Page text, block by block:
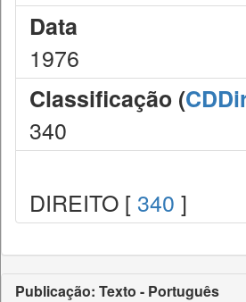
Data
1976
Classificação (
340
DIREITO [ 340 ]
Publicação: Texto - Português